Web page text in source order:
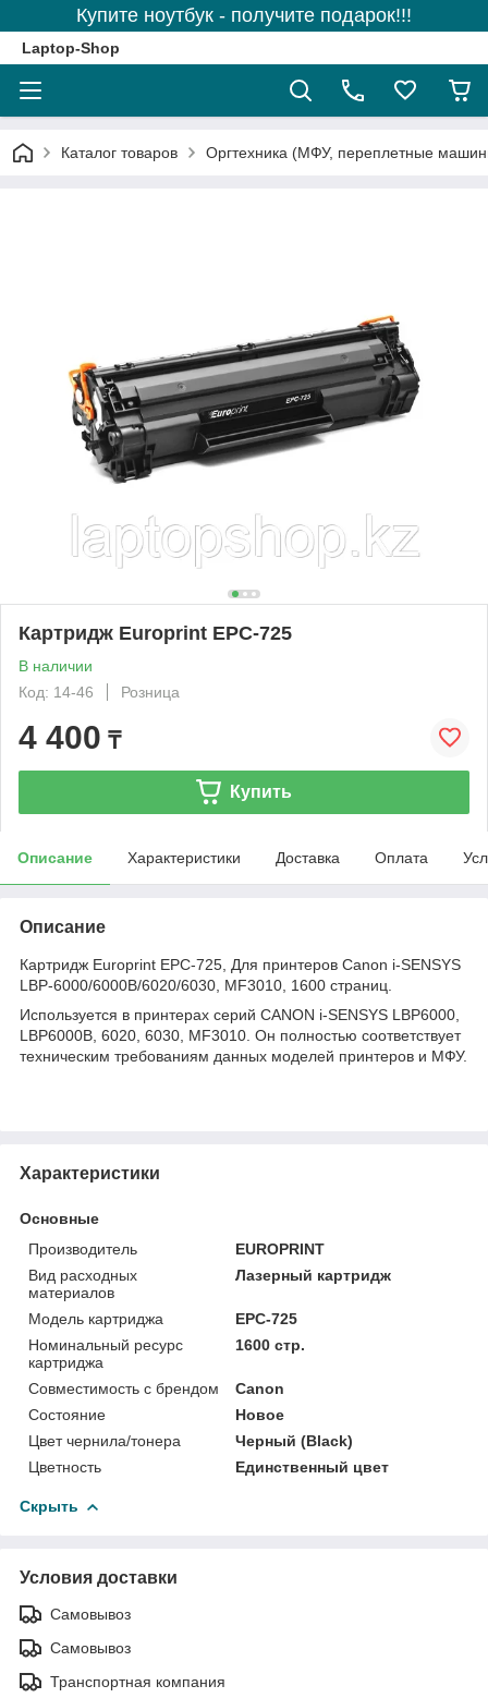
Купите ноутбук - получите подарок!!!
Laptop-Shop
Каталог товаров Оргтехника (МФУ, переплетные
Картридж Europrint EPC-725
В наличии
Код: 14-46
Розница
4 400 ₸
Купить
Описание Характеристики Доставка Оплата
Описание
Картридж Europrint EPC-725, Для принтеров Canon i-SENSYS
LBP-6000/6000B/6020/6030, MF3010, 1600 страниц.
Используется в принтерах серий CANON i-SENSYS LBP6000,
LBP6000B, 6020, 6030, MF3010. Он полностью соответствует
техническим требованиям данных моделей принтеров и МФУ.
Характеристики
Основные
Производитель
EUROPRINT
Вид расходных
материалов
Лазерный картридж
Модель картриджа
EPC-725
Номинальный ресурс
картриджа
1600 стр.
Совместимость с брендом
Canon
Состояние
Новое
Цвет чернила/тонера
Черный (Black)
Цветность
Единственный цвет
Скрыть
Условия доставки
Самовывоз
Самовывоз
Транспортная компания